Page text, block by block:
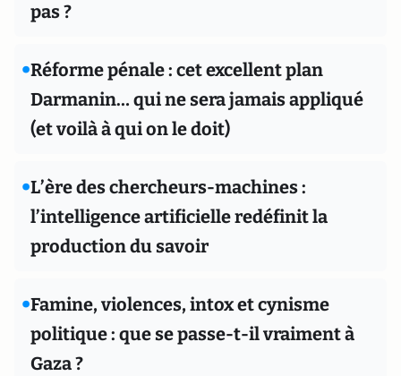
pas ?
•Réforme pénale : cet excellent plan
Darmanin… qui ne sera jamais appliqué
(et voilà à qui on le doit)
•L’ère des chercheurs-machines :
l’intelligence artificielle redéfinit la
production du savoir
•Famine, violences, intox et cynisme
politique : que se passe-t-il vraiment à
Gaza ?